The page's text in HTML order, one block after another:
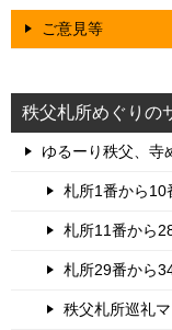
ご意見等
秩父札所めぐりの
ゆるーり秩父、寺
札所1番から10
札所11番から
札所29番から
秩父札所巡礼